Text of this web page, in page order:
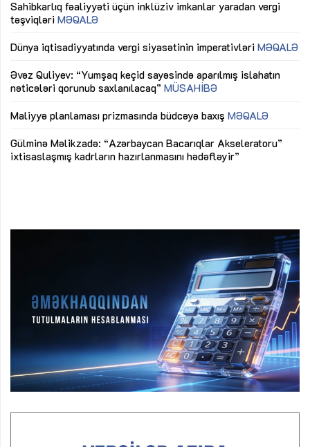
Sahibkarlıq fəaliyyəti üçün inklüziv imkanlar yaradan vergi
təşviqləri MƏQALƏ
Dünya iqtisadiyyatında vergi siyasətinin imperativləri MƏQALƏ
Əvəz Quliyev: “Yumşaq keçid sayəsində aparılmış islahatın
nəticələri qorunub saxlanılacaq” MÜSAHİBƏ
Maliyyə planlaması prizmasında büdcəyə baxış MƏQALƏ
Gülminə Məlikzadə: “Azərbaycan Bacarıqlar Akseleratoru”
ixtisaslaşmış kadrların hazırlanmasını hədəfləyir”